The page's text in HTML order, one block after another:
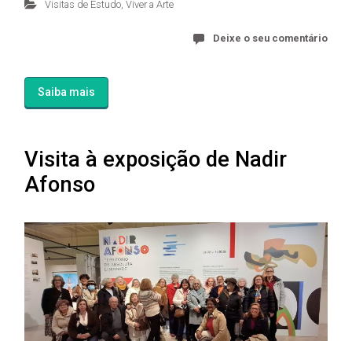
Visitas de Estudo, Viver a Arte
Deixe o seu comentário
Saiba mais
Visita à exposição de Nadir
Afonso